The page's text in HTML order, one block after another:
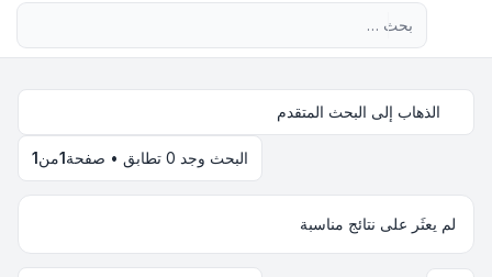
الذهاب إلى البحث المتقدم
البحث وجد 0 تطابق • صفحة 1من1
لم يعثَر على نتائج مناسبة